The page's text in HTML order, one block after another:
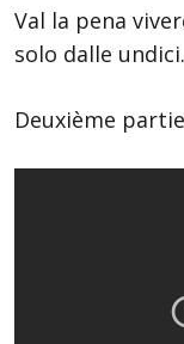
Val la pena
solo dalle
Deuxième